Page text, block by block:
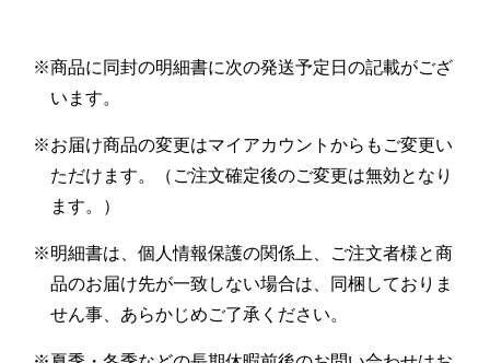
※商品に同封の明細書に次の発送予定日の記載がござ
います。
※お届け商品の変更はマイアカウントからもご変更い
ただけます。（ご注文確定後のご変更は無効となり
ます。）
※明細書は、個人情報保護の関係上、ご注文者様と商
品のお届け先が一致しない場合は、同梱しておりま
せん事、あらかじめご了承ください。